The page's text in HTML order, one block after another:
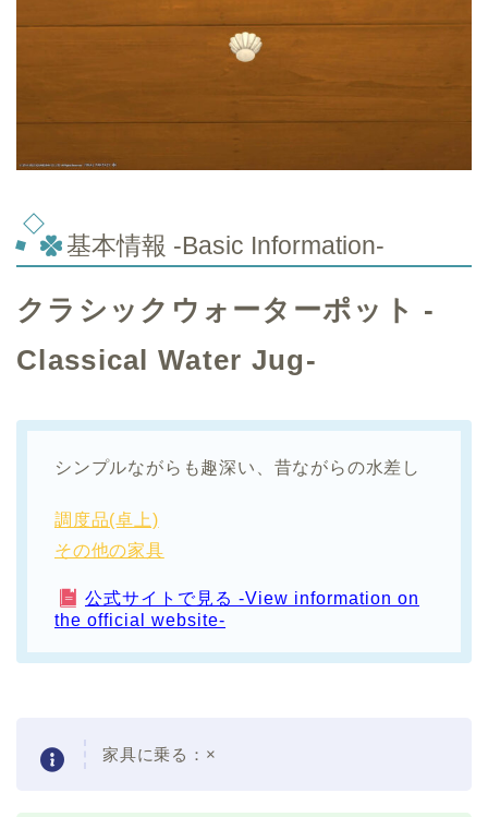
基本情報 -Basic Information-
クラシックウォーターポット -
Classical Water Jug-
シンプルながらも趣深い、昔ながらの水差し
調度品(卓上)
その他の家具
公式サイトで見る -View information on
the official website-
家具に乗る：×